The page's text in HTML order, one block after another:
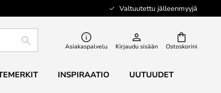
Valtuutettu jälleenmyyjä
Ostoskorini
ETSI Asiakaspalvelu Kirjaudu sisään
INSPIRAATIO UUTUUDET